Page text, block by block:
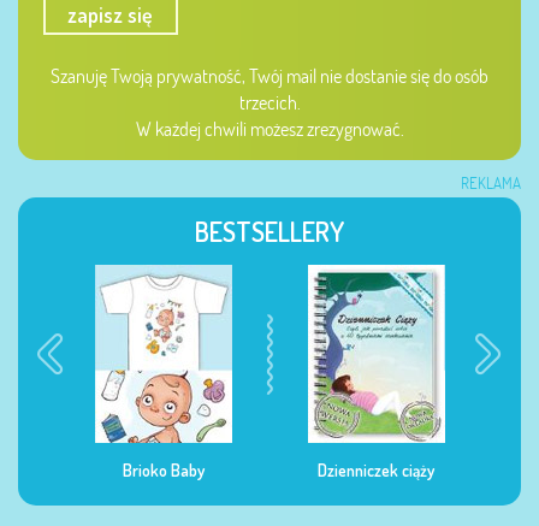
zapisz się
Szanuję Twoją prywatność, Twój mail nie dostanie się do osób
trzecich.
W każdej chwili możesz zrezygnować.
REKLAMA
BESTSELLERY
Dzienniczek ciąży Dzienniczek żywienia